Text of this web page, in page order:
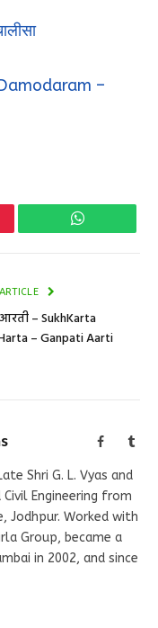
–
WhatsApp
– SukhKarta
– Ganpati Aarti
Facebook
Shri G. L. Vyas and
Engineering from
Jodhpur. Worked with
Group, became a
in 2002, and since